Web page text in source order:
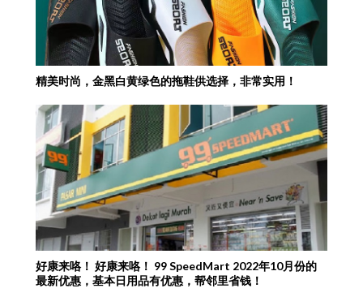
精美时尚，金黑白黄绿色的拖鞋供选择，非常实用！
好康来咯！ 好康来咯！ 99 SpeedMart 2022年10月份的
最新优惠，基本日用品有优惠，帮邻里省钱！